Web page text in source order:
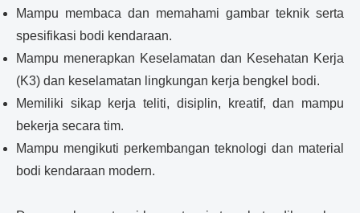
Mampu membaca dan memahami gambar teknik serta
spesifikasi bodi kendaraan.
Mampu menerapkan Keselamatan dan Kesehatan Kerja
(K3) dan keselamatan lingkungan kerja bengkel bodi.
Memiliki sikap kerja teliti, disiplin, kreatif, dan mampu
bekerja secara tim.
Mampu mengikuti perkembangan teknologi dan material
bodi kendaraan modern.